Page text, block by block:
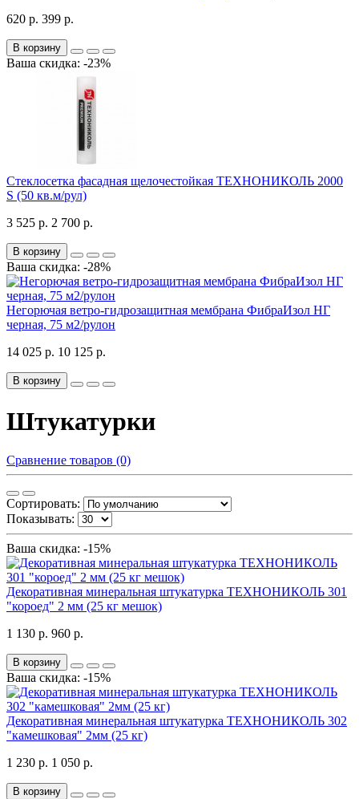
620 р. 399 р.
В корзину
Ваша скидка: -23%
Стеклосетка фасадная щелочестойкая ТЕХНОНИКОЛЬ 2000
S (50 кв.м/рул)
3 525 р. 2 700 р.
В корзину
Ваша скидка: -28%
Негорючая ветро-гидрозащитная мембрана ФибраИзол НГ
черная, 75 м2/рулон
14 025 р. 10 125 р.
В корзину
Штукатурки
Сравнение товаров (0)
Сортировать:
Показывать:
Ваша скидка: -15%
Декоративная минеральная штукатурка ТЕХНОНИКОЛЬ 301
"короед" 2 мм (25 кг мешок)
1 130 р. 960 р.
В корзину
Ваша скидка: -15%
Декоративная минеральная штукатурка ТЕХНОНИКОЛЬ 302
"камешковая" 2мм (25 кг)
1 230 р. 1 050 р.
В корзину